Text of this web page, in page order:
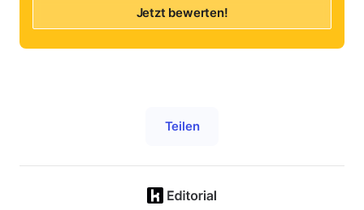
Jetzt bewerten!
Teilen